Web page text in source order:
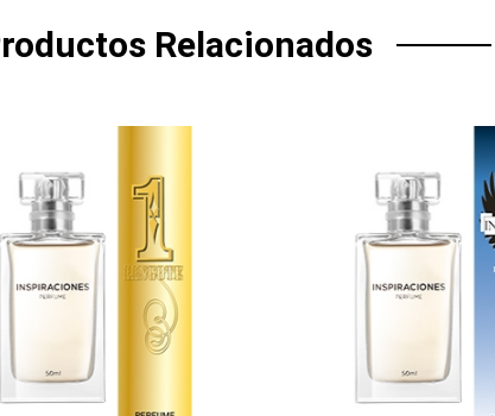
Relacionados